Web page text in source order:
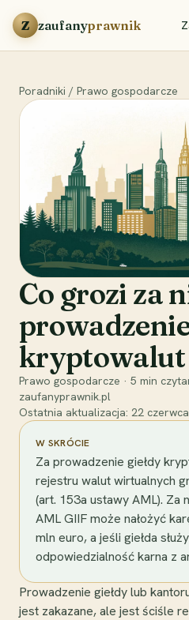
Przejdź do treści
Z zaufanyprawnik
Poradniki / Prawo gospodarcze
Co grozi za
kryptowalut
Prawo gospodarcze · 5 min
zaufanyprawnik.pl
Ostatnia aktualizacja: 22
W SKRÓCIE
Za prowadzenie giełdy
rejestru walut wirtualnych
(art. 153a ustawy AML). Za
AML GIIF może nałożyć
mln euro, a jeśli giełda
odpowiedzialność karna z
Prowadzenie giełdy lub
jest zakazane, ale jest ściśle